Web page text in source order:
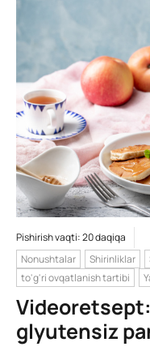
Pishirish vaqti: 20 daqiqa
Nonushtalar
Shirinliklar
to'g'ri ovqatlanish tartibi
glyutensiz